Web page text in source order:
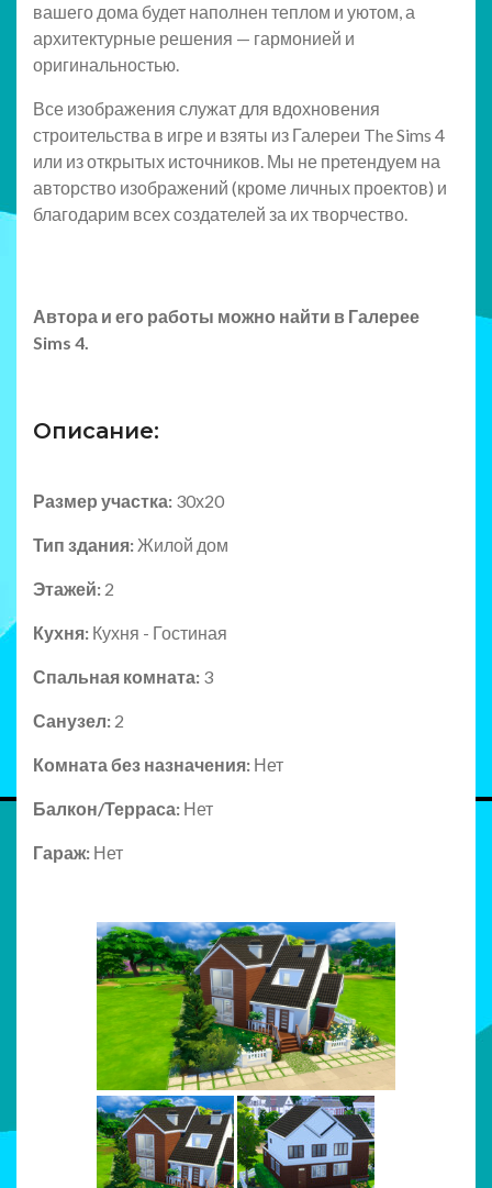
вашего дома будет наполнен теплом и уютом, а
архитектурные решения — гармонией и
оригинальностью.
Все изображения служат для вдохновения
строительства в игре и взяты из Галереи The Sims 4
или из открытых источников. Мы не претендуем на
авторство изображений (кроме личных проектов) и
благодарим всех создателей за их творчество.
Автора и его работы можно найти в Галерее
Sims 4.
Описание:
Размер участка: 30х20
Тип здания: Жилой дом
Этажей: 2
Кухня: Кухня - Гостиная
Спальная комната: 3
Санузел: 2
Комната без назначения: Нет
Балкон/Терраса: Нет
Гараж: Нет